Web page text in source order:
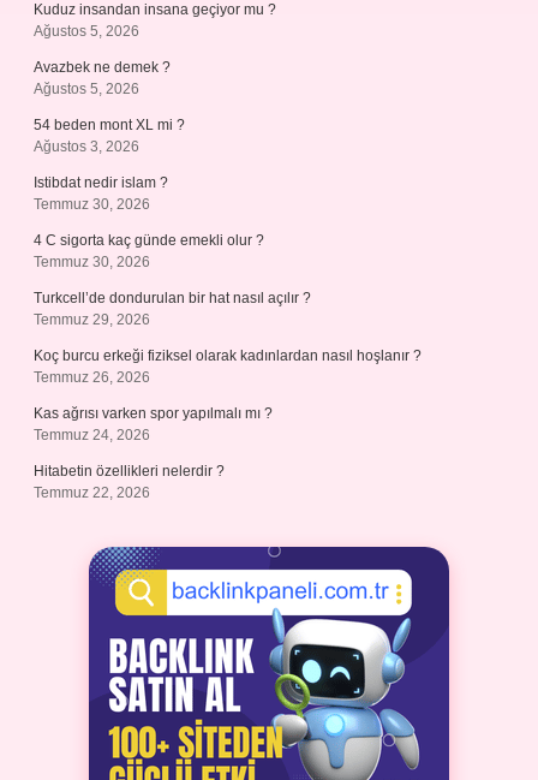
Kuduz insandan insana geçiyor mu ?
Ağustos 5, 2026
Avazbek ne demek ?
Ağustos 5, 2026
54 beden mont XL mi ?
Ağustos 3, 2026
Istibdat nedir islam ?
Temmuz 30, 2026
4 C sigorta kaç günde emekli olur ?
Temmuz 30, 2026
Turkcell’de dondurulan bir hat nasıl açılır ?
Temmuz 29, 2026
Koç burcu erkeği fiziksel olarak kadınlardan nasıl hoşlanır ?
Temmuz 26, 2026
Kas ağrısı varken spor yapılmalı mı ?
Temmuz 24, 2026
Hitabetin özellikleri nelerdir ?
Temmuz 22, 2026